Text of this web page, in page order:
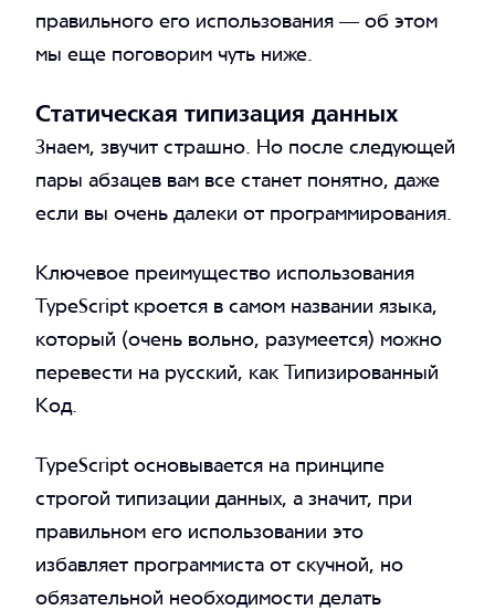
правильного его использования — об этом
мы еще поговорим чуть ниже.
Статическая типизация данных
Знаем, звучит страшно. Но после следующей
пары абзацев вам все станет понятно, даже
если вы очень далеки от программирования.
Ключевое преимущество использования
TypeScript кроется в самом названии языка,
который (очень вольно, разумеется) можно
перевести на русский, как Типизированный
Код.
TypeScript основывается на принципе
строгой типизации данных, а значит, при
правильном его использовании это
избавляет программиста от скучной, но
обязательной необходимости делать